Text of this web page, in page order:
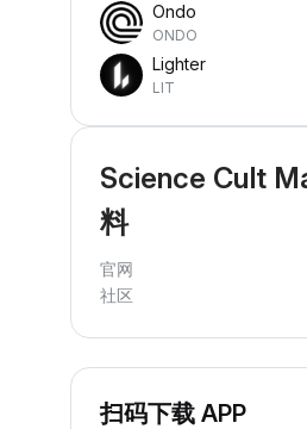
Ondo
ONDO
Lighter
LIT
Science Cult
料
官网
社区
扫码下载 APP